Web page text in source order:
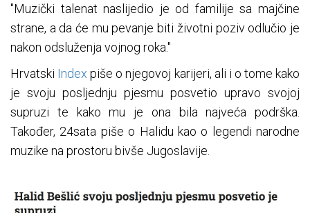
"Muzički talenat naslijedio je od familije sa majčine
strane, a da će mu pevanje biti životni poziv odlučio je
nakon odsluženja vojnog roka."
Hrvatski Index piše o njegovoj karijeri, ali i o tome kako
je svoju posljednju pjesmu posvetio upravo svojoj
supruzi te kako mu je ona bila najveća podrška.
Također, 24sata piše o Halidu kao o legendi narodne
muzike na prostoru bivše Jugoslavije.